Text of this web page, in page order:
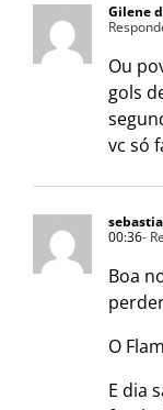
Gilene
Ou
gols
vc só
00:36-
Boa
O
E dia